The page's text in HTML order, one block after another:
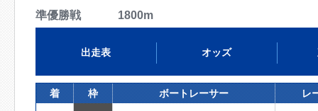
準優勝戦 1800m
出走表 オッズ
着 枠 ボートレーサー レ